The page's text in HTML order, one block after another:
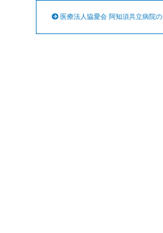
医療法人協愛会 阿知須共立病院